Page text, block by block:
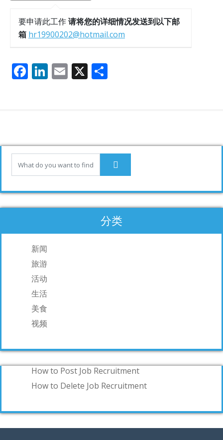
要申请此工作请将您的详细情况发送到以下邮
箱 hr19900202@hotmail.com
F
o
k
Li
n
E X
分类
新闻
旅游
活动
生活
美食
视频
How to Post Job Recruitment
How to Delete Job Recruitment